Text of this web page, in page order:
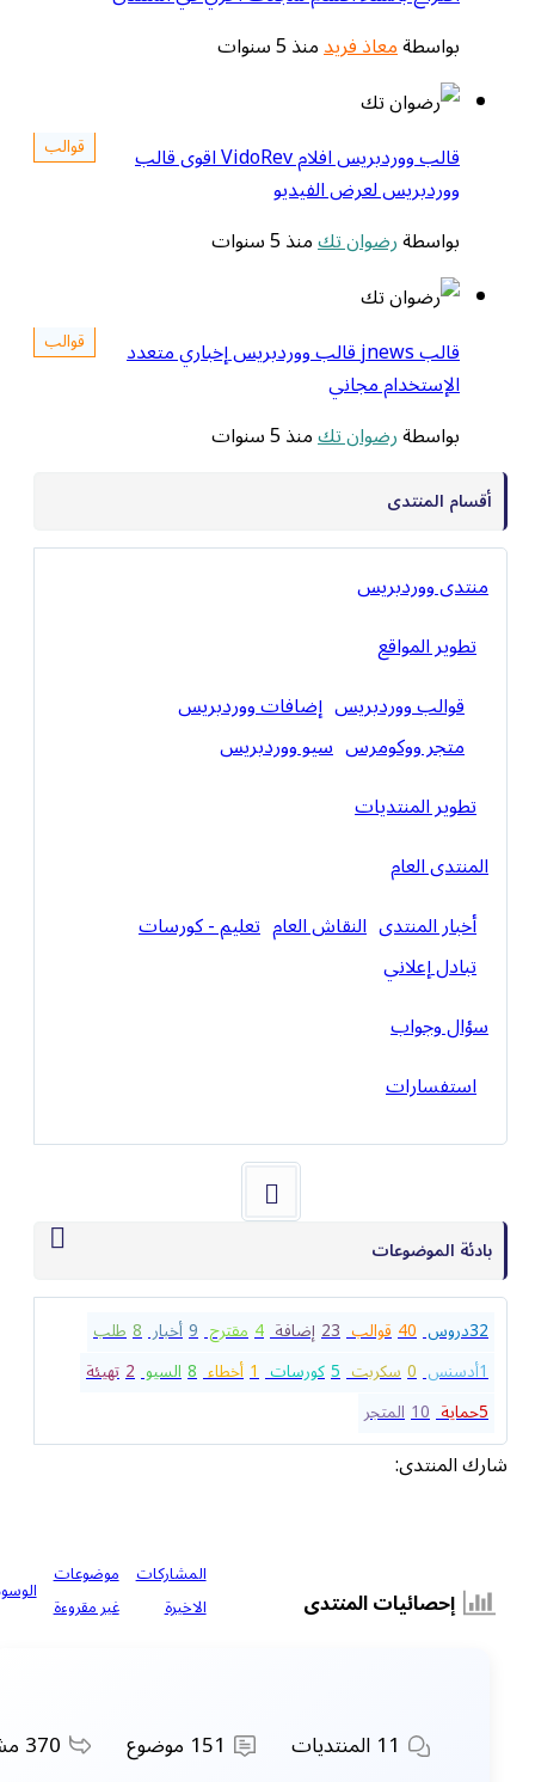
بواسطةمعاذ فريدمنذ 5 سنوات
قوالب قالب ووردبريس افلام VidoRev اقوى قالب
ووردبريس لعرض الفيديو
بواسطةرضوان تكمنذ 5 سنوات
قوالب قالب jnews قالب ووردبريس إخباري متعدد
الإستخدام مجاني
بواسطةرضوان تكمنذ 5 سنوات
أقسام المنتدى
منتدى ووردبريس
تطوير المواقع
قوالب ووردبريس إضافات ووردبريس
متجر ووكومرس سيو ووردبريس
تطوير المنتديات
المنتدى العام
أخبار المنتدى النقاش العام تعليم - كورسات
تبادل إعلاني
سؤال وجواب
استفسارات
بادئة الموضوعات
32دروس 40قوالب23إضافة4 مقترح 9 أخبار8 طلب
أدسنس 0 سكربت5 كورسات1 أخطاء8 السيو 2 تهيئة
حماية10المتجر
شارك المنتدى:
إحصائيات المنتدى
المشاركات
الاخيرة
موضوعات
غير مقروءة
الوسوم
11 المنتديات 151موضوع 370